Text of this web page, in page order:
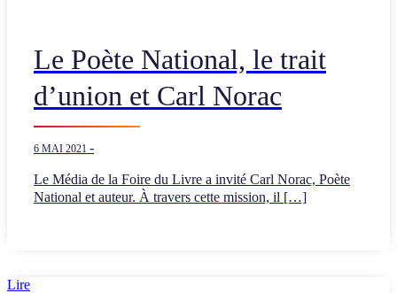
Le Poète National, le trait
d’union et Carl Norac
6 MAI 2021 -
Le Média de la Foire du Livre a invité Carl Norac, Poète
National et auteur. À travers cette mission, il […]
Lire